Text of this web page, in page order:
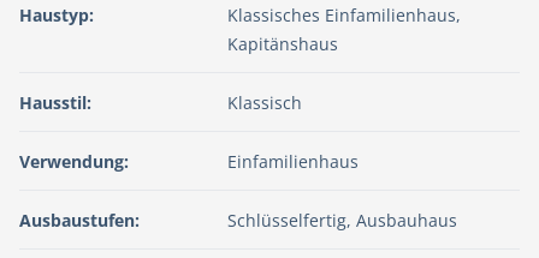
Haustyp:
Klassisches Einfamilienhaus,
Kapitänshaus
Hausstil: Klassisch
Verwendung: Einfamilienhaus
Ausbaustufen: Schlüsselfertig, Ausbauhaus